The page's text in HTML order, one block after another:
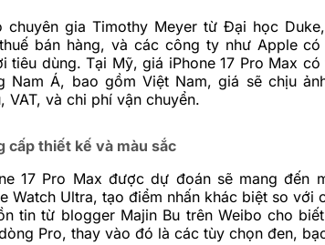
chuyên gia Timothy Meyer từ Đại học
bán hàng, và các công ty như Apple
tiêu dùng. Tại Mỹ, giá iPhone 17 Pro Max
Nam Á, bao gồm Việt Nam, giá sẽ chịu
VAT, và chi phí vận chuyển.
cấp thiết kế và màu sắc
17 Pro Max được dự đoán sẽ mang đến
Watch Ultra, tạo điểm nhấn khác biệt so với
tin từ blogger Majin Bu trên Weibo cho
Pro, thay vào đó là các tùy chọn đen,